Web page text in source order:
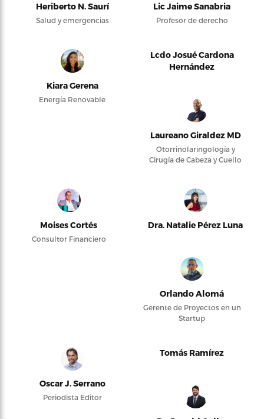
Heriberto N. Saurí
Salud y emergencias
Lic Jaime Sanabria
Profesor de derecho
Kiara Gerena
Energía Renovable
Lcdo Josué Cardona
Hernández
Laureano Giraldez MD
Otorrinolaringología y
Cirugía de Cabeza y Cuello
Moises Cortés
Consultor Financiero
Dra. Natalie Pérez Luna
Orlando Alomá
Gerente de Proyectos en un
Startup
Oscar J. Serrano
Periodista Editor
Tomás Ramírez